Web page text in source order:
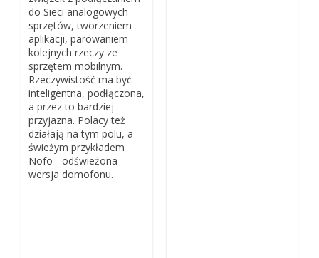
do Sieci analogowych
sprzętów, tworzeniem
aplikacji, parowaniem
kolejnych rzeczy ze
sprzętem mobilnym.
Rzeczywistość ma być
inteligentna, podłączona,
a przez to bardziej
przyjazna. Polacy też
działają na tym polu, a
świeżym przykładem
Nofo - odświeżona
wersja domofonu.